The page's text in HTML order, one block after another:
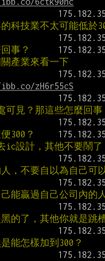
科技業不太可能低於
事？
產業來看一下
zH6r55cS
可見？那這些怎麼回事
300？
ic設計，其他不要鬧了
，不要自以為自己可
能贏過自己公司內的
的了，其他你就是跳
能怎樣加到300？